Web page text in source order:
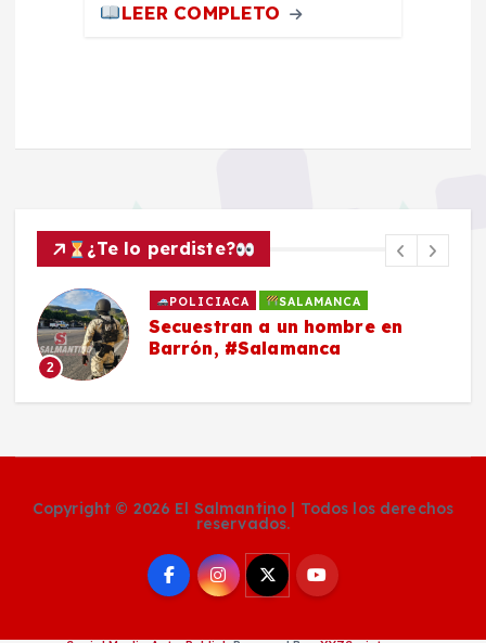
LEER COMPLETO
¿Te lo perdiste?
2
POLICIACA SALAMANCA
Secuestran a un hombre en
Barrón, #Salamanca
Copyright © 2026 El Salmantino | Todos los derechos
reservados.